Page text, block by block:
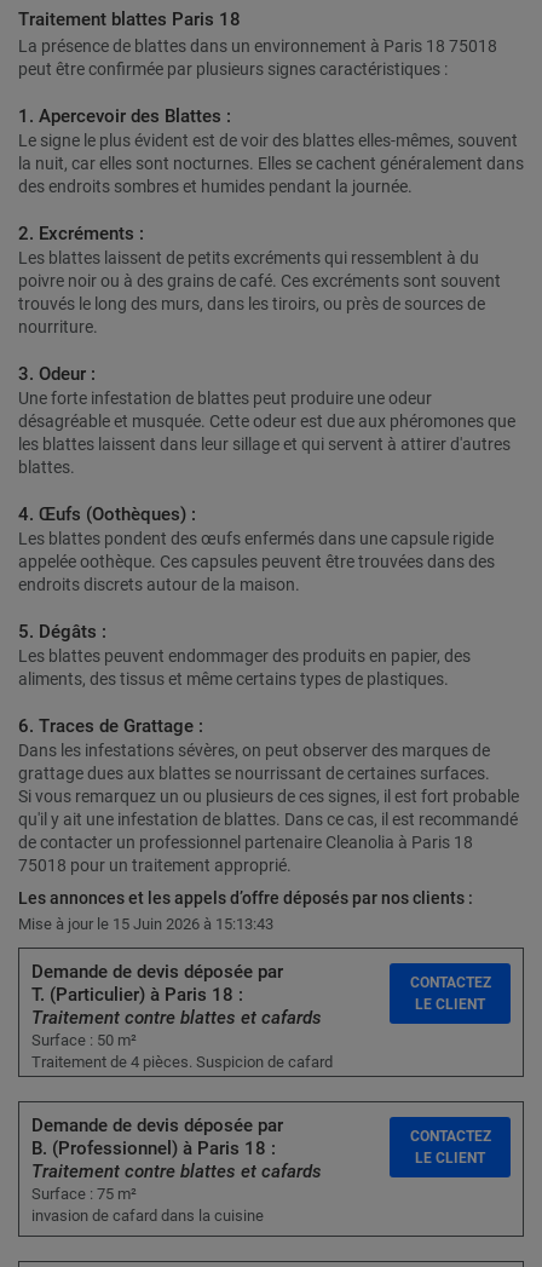
Traitement blattes Paris 18
La présence de blattes dans un environnement à Paris 18 75018
peut être confirmée par plusieurs signes caractéristiques :
1. Apercevoir des Blattes :
Le signe le plus évident est de voir des blattes elles-mêmes, souvent
la nuit, car elles sont nocturnes. Elles se cachent généralement dans
des endroits sombres et humides pendant la journée.
2. Excréments :
Les blattes laissent de petits excréments qui ressemblent à du
poivre noir ou à des grains de café. Ces excréments sont souvent
trouvés le long des murs, dans les tiroirs, ou près de sources de
nourriture.
3. Odeur :
Une forte infestation de blattes peut produire une odeur
désagréable et musquée. Cette odeur est due aux phéromones que
les blattes laissent dans leur sillage et qui servent à attirer d'autres
blattes.
4. Œufs (Oothèques) :
Les blattes pondent des œufs enfermés dans une capsule rigide
appelée oothèque. Ces capsules peuvent être trouvées dans des
endroits discrets autour de la maison.
5. Dégâts :
Les blattes peuvent endommager des produits en papier, des
aliments, des tissus et même certains types de plastiques.
6. Traces de Grattage :
Dans les infestations sévères, on peut observer des marques de
grattage dues aux blattes se nourrissant de certaines surfaces.
Si vous remarquez un ou plusieurs de ces signes, il est fort probable
qu'il y ait une infestation de blattes. Dans ce cas, il est recommandé
de contacter un professionnel partenaire Cleanolia à Paris 18
75018 pour un traitement approprié.
Les annonces et les appels d’offre déposés par nos clients :
Mise à jour le 15 Juin 2026 à 15:13:43
Demande de devis déposée par
T. (Particulier) à Paris 18 :
Traitement contre blattes et cafards
Surface : 50 m²
Traitement de 4 pièces. Suspicion de cafard
CONTACTEZ
LE CLIENT
Demande de devis déposée par
B. (Professionnel) à Paris 18 :
Traitement contre blattes et cafards
Surface : 75 m²
invasion de cafard dans la cuisine
CONTACTEZ
LE CLIENT